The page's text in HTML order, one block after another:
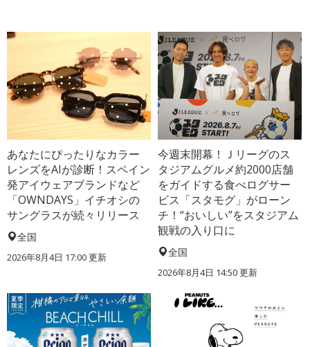
あなたにぴったりなカラー
レンズをAIが診断！スペイン
発アイウェアブランドなど
「OWNDAYS」イチオシの
サングラスが続々リリース
全国
2026年8月4日 17:00更新
今週末開幕！Ｊリーグのス
タジアムグルメ約2000店舗
をガイドする食べログサー
ビス「スタモグ」がローン
チ！“おいしい”をスタジアム
観戦の入り口に
全国
2026年8月4日 14:50更新